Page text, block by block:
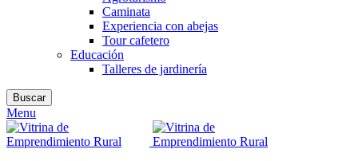
Caminata
Experiencia con abejas
Tour cafetero
Educación
Talleres de jardinería
Buscar
Menu